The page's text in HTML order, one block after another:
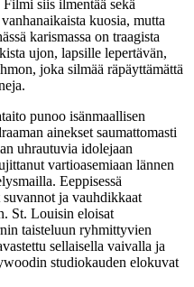
siis ilmentää sekä
kuosia, mutta
karismassa on traagista
ujon, lapsille lepertävän,
joka silmää räpäyttämättä
punoo isänmaallisen
ainekset saumattomasti
uhrautuvia idolejaan
vartioasemiaan lännen
Eeppisessä
ja vauhdikkaat
St. Louisin eloisat
taisteluun ryhmittyvien
sellaisella vaivalla ja
studiokauden elokuvat